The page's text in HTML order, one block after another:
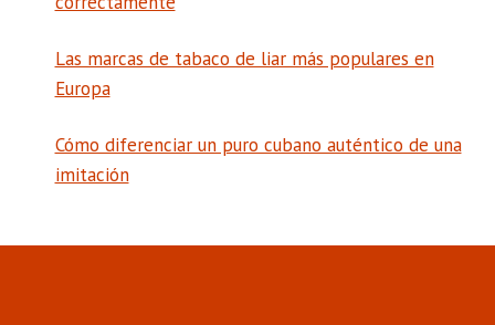
Las marcas de tabaco de liar más populares en
Europa
Cómo diferenciar un puro cubano auténtico de una
imitación